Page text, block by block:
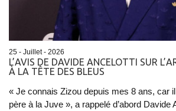
25 - Juillet - 2026
L’AVIS DE DAVIDE ANCELOTTI SUR
À LA TÊTE DES BLEUS
« Je connais Zizou depuis mes 8 ans, car
père à la Juve », a rappelé d’abord Davide